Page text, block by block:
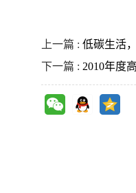
上一篇 : 低碳生活
下一篇 : 2010年度